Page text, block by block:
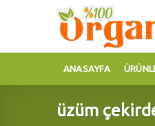
ANASAYFA
üzüm